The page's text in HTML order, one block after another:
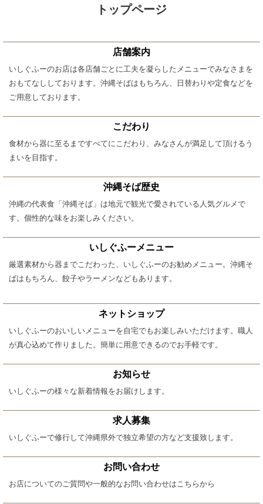
トップページ
店舗案内
いしぐふーのお店は各店舗ごとに工夫を凝らしたメニューでみなさまを
おもてなししております。沖縄そばはもちろん、日替わりや定食などを
ご用意しております。
こだわり
食材から器に至るまですべてにこだわり、みなさんが満足して頂けるう
まいを目指す。
沖縄そば歴史
沖縄の代表食「沖縄そば」は地元で観光で愛されている人気グルメで
す。個性的な味をお楽しみください。
いしぐふーメニュー
厳選素材から器までこだわった、いしぐふーのお勧めメニュー。沖縄そ
ばはもちろん、餃子やラーメンなどもあります。
ネットショップ
いしぐふーのおいしいメニューを自宅でもお楽しみいただけます。職人
が真心込めて作りました。簡単に用意できるのでお手軽です。
お知らせ
いしぐふーの様々な新着情報をお届けします。
求人募集
いしぐふーで修行して沖縄県外で独立希望の方など支援致します。
お問い合わせ
お店についてのご質問や一般的なお問い合わせはこちらから